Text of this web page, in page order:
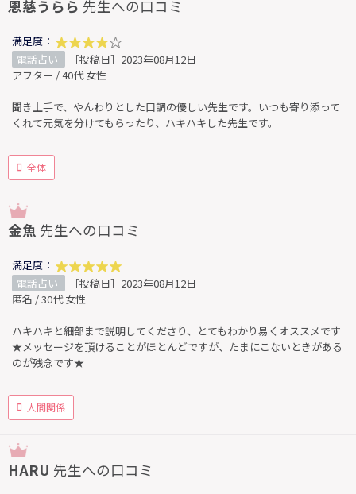
恩慈うらら 先生への口コミ
満足度：
電話占い
［投稿日］2023年08月12日
アフター / 40代 女性
聞き上手で、やんわりとした口調の優しい先生です。いつも寄り添って
くれて元気を分けてもらったり、ハキハキした先生です。
全体
金魚 先生への口コミ
満足度：
電話占い
［投稿日］2023年08月12日
匿名 / 30代 女性
ハキハキと細部まで説明してくださり、とてもわかり易くオススメです
★メッセージを頂けることがほとんどですが、たまにこないときがある
のが残念です★
人間関係
HARU 先生への口コミ